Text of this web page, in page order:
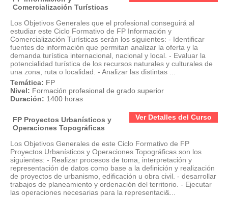
Comercialización Turísticas
Los Objetivos Generales que el profesional conseguirá al
estudiar este Ciclo Formativo de FP Información y
Comercialización Turísticas serán los siguientes: - Identificar
fuentes de información que permitan analizar la oferta y la
demanda turística internacional, nacional y local. - Evaluar la
potencialidad turística de los recursos naturales y culturales de
una zona, ruta o localidad. - Analizar las distintas ...
Temática: FP
Nivel: Formación profesional de grado superior
Duración: 1400 horas
Ver Detalles del Curso
FP Proyectos Urbanísticos y
Operaciones Topográficas
Los Objetivos Generales de este Ciclo Formativo de FP
Proyectos Urbanísticos y Operaciones Topográficas son los
siguientes: - Realizar procesos de toma, interpretación y
representación de datos como base a la definición y realización
de proyectos de urbanismo, edificación u obra civil. - desarrollar
trabajos de planeamiento y ordenación del territorio. - Ejecutar
las operaciones necesarias para la representaci&...